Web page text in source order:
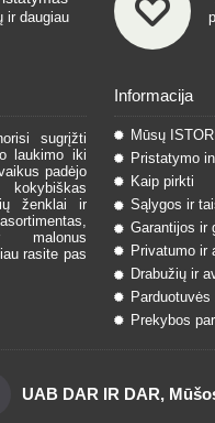
ir daugiau
sugrįžti
laukimo iki
padėjo
ženklai ir
malonus
rasite pas
Informacija
Mūsų
Pristatymo
Kaip pirkti
Sąlygos ir
Garantijos ir
Privatumo ir
Drabužių ir
Prekybos
UAB DAR IR DAR,